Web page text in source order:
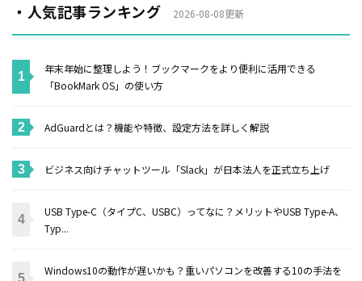
・人気記事ランキング 2026-08-08更新
年末年始に整理しよう！ブックマークをより便利に活用できる
「BookMark OS」の使い方
AdGuardとは？機能や特徴、設定方法を詳しく解説
ビジネス向けチャットツール「Slack」が日本法人を正式立ち上げ
USB Type-C（タイプC、USBC）ってなに？メリットやUSB Type-A、
Typ...
Windows10の動作が遅いかも？重いパソコンを改善する10の手法を